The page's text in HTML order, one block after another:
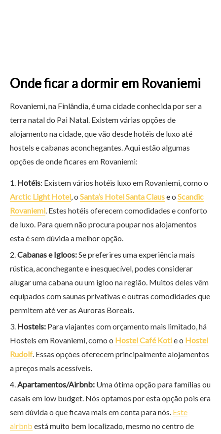
Onde ficar a dormir em Rovaniemi
Rovaniemi, na Finlândia, é uma cidade conhecida por ser a
terra natal do Pai Natal. Existem várias opções de
alojamento na cidade, que vão desde hotéis de luxo até
hostels e cabanas aconchegantes. Aqui estão algumas
opções de onde ficares em Rovaniemi:
Hotéis: Existem vários hotéis luxo em Rovaniemi, como o
Arctic Light Hotel , o Santa’s Hotel Santa Clause o Scandic
Rovaniemi . Estes hotéis oferecem comodidades e conforto
de luxo. Para quem não procura poupar nos alojamentos
esta é sem dúvida a melhor opção.
Cabanas e Igloos:Se preferires uma experiência mais
rústica, aconchegante e inesquecível, podes considerar
alugar uma cabana ou um igloo na região. Muitos deles vêm
equipados com saunas privativas e outras comodidades que
permitem até ver as Auroras Boreais.
Hostels: Para viajantes com orçamento mais limitado, há
Hostels em Rovaniemi, como o Hostel Café Kotie o Hostel
Rudolf . Essas opções oferecem principalmente alojamentos
a preços mais acessíveis.
Apartamentos/Airbnb: Uma ótima opção para famílias ou
casais em low budget. Nós optamos por esta opção pois era
sem dúvida o que ficava mais em conta para nós. Este
airbnb está muito bem localizado, mesmo no centro de